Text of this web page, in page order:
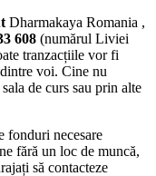
Dharmakaya Romania ,
608 (numărul Liviei
tranzacțiile vor fi
voi. Cine nu
de curs sau prin alte
fonduri necesare
fără un loc de muncă,
să contacteze